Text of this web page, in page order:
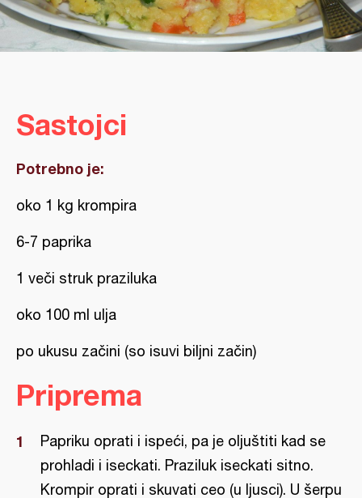
Sastojci
Potrebno je:
oko 1 kg krompira
6-7 paprika
1 veči struk praziluka
oko 100 ml ulja
po ukusu začini (so isuvi biljni začin)
Priprema
Papriku oprati i ispeći, pa je oljuštiti kad se
prohladi i iseckati. Praziluk iseckati sitno.
Krompir oprati i skuvati ceo (u ljusci). U šerpu